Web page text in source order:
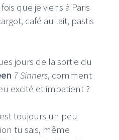
que je viens à Paris
café au lait, pastis
jours de la sortie du
7 Sinners, comment
excité et impatient ?
toujours un peu
tu sais, même